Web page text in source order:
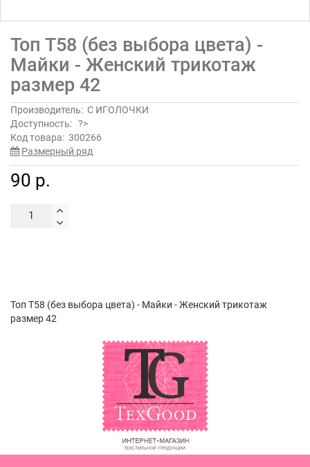
Топ Т58 (без выбора цвета) -
Майки - Женский трикотаж
размер 42
Производитель: С ИГОЛОЧКИ
Доступность: ?>
Код товара: 300266
Размерный ряд
90 р.
Топ Т58 (без выбора цвета) - Майки - Женский трикотаж
размер 42